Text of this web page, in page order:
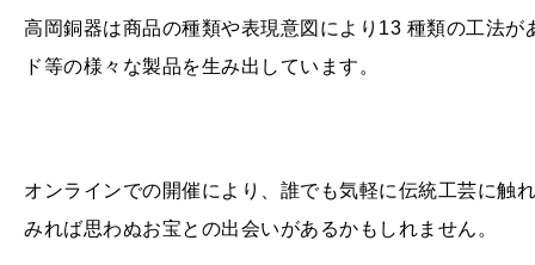
高岡銅器は商品の種類や表現意図により13 種類の工法
ド等の様々な製品を生み出しています。
オンラインでの開催により、誰でも気軽に伝統工芸に触
みれば思わぬお宝との出会いがあるかもしれません。